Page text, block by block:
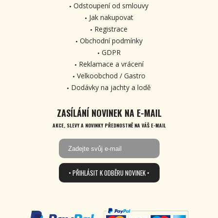
Odstoupení od smlouvy
Jak nakupovat
Registrace
Obchodní podmínky
GDPR
Reklamace a vrácení
Velkoobchod / Gastro
Dodávky na jachty a lodě
ZASÍLÁNÍ NOVINEK NA E-MAIL
AKCE, SLEVY A NOVINKY PŘEDNOSTNĚ NA VÁŠ E-MAIL
• PŘIHLÁSIT K ODBĚRU NOVINEK •